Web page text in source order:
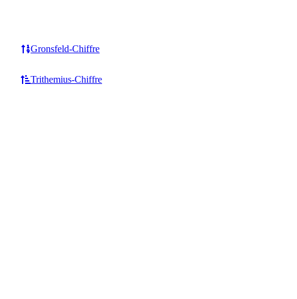
Gronsfeld-Chiffre
Trithemius-Chiffre